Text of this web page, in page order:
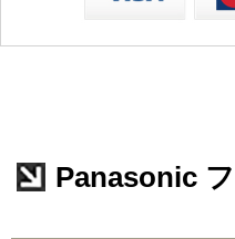
Panasonic